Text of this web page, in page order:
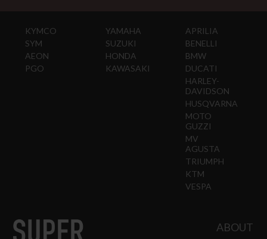
KYMCO
SYM
AEON
PGO
YAMAHA
SUZUKI
HONDA
KAWASAKI
APRILIA
BENELLI
BMW
DUCATI
HARLEY-
DAVIDSON
HUSQVARNA
MOTO
GUZZI
MV
AGUSTA
TRIUMPH
KTM
VESPA
ABOUT